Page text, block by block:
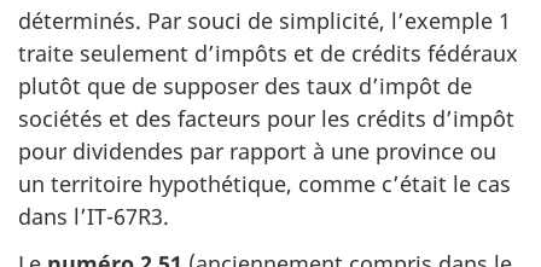
déterminés. Par souci de simplicité, l’exemple 1
traite seulement d’impôts et de crédits fédéraux
plutôt que de supposer des taux d’impôt de
sociétés et des facteurs pour les crédits d’impôt
pour dividendes par rapport à une province ou
un territoire hypothétique, comme c’était le cas
dans l’IT-67R3.